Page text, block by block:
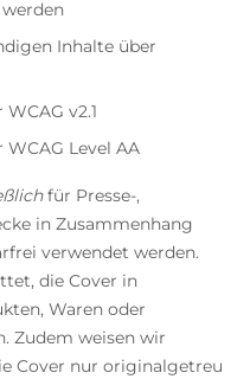
Inhalte über
v2.1
Level AA
für Presse-,
in Zusammenhang
verwendet werden.
die Cover in
Waren oder
Zudem weisen wir
Cover nur originalgetreu